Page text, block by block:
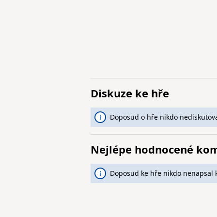
Diskuze ke hře
Doposud o hře nikdo
Nejlépe hodnocené
Doposud ke hře nikdo nenapsal